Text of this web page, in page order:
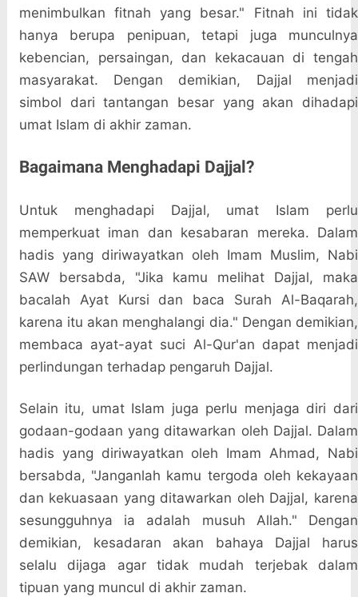
menimbulkan fitnah yang besar." Fitnah ini tidak
hanya berupa penipuan, tetapi juga munculnya
kebencian, persaingan, dan kekacauan di tengah
masyarakat. Dengan demikian, Dajjal menjadi
simbol dari tantangan besar yang akan dihadapi
umat Islam di akhir zaman.
Bagaimana Menghadapi Dajjal?
Untuk menghadapi Dajjal, umat Islam perlu
memperkuat iman dan kesabaran mereka. Dalam
hadis yang diriwayatkan oleh Imam Muslim, Nabi
SAW bersabda, "Jika kamu melihat Dajjal, maka
bacalah Ayat Kursi dan baca Surah Al-Baqarah,
karena itu akan menghalangi dia." Dengan demikian,
membaca ayat-ayat suci Al-Qur'an dapat menjadi
perlindungan terhadap pengaruh Dajjal.
Selain itu, umat Islam juga perlu menjaga diri dari
godaan-godaan yang ditawarkan oleh Dajjal. Dalam
hadis yang diriwayatkan oleh Imam Ahmad, Nabi
bersabda, "Janganlah kamu tergoda oleh kekayaan
dan kekuasaan yang ditawarkan oleh Dajjal, karena
sesungguhnya ia adalah musuh Allah." Dengan
demikian, kesadaran akan bahaya Dajjal harus
selalu dijaga agar tidak mudah terjebak dalam
tipuan yang muncul di akhir zaman.